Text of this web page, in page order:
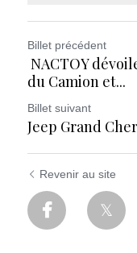
Billet précédent
NACTOY
du Camion et...
Billet suivant
Jeep Grand
Revenir au site